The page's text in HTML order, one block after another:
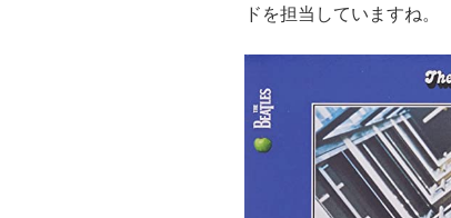
ドを担当していますね。